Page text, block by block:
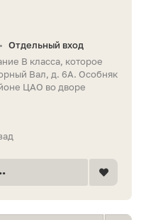
• Отдельный вход
В класса, которое
Вал, д. 6А. Особняк
ЦАО во дворе